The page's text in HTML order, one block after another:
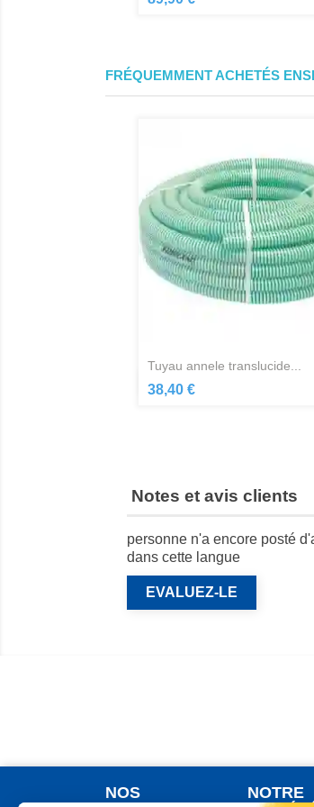
FRÉQUEMMENT ACHETÉS
tuyau annele translucide...
38,40 €
Notes et avis clients
personne n'a encore posté
dans cette langue
EVALUEZ-LE
NOS
NOTRE